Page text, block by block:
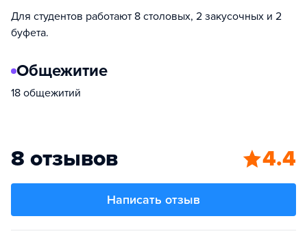
Для студентов работают 8 столовых, 2 закусочных и 2
буфета.
Общежитие
18 общежитий
8 отзывов 4.4
Написать отзыв